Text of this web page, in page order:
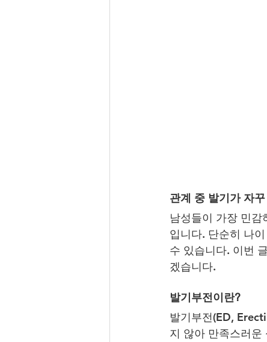
관계 중 발기가 자
남성들이 가장 민
입니다. 단순히 나
수 있습니다. 이번
겠습니다.
발기부전이란?
발기부전(ED,
지 않아 만족스러